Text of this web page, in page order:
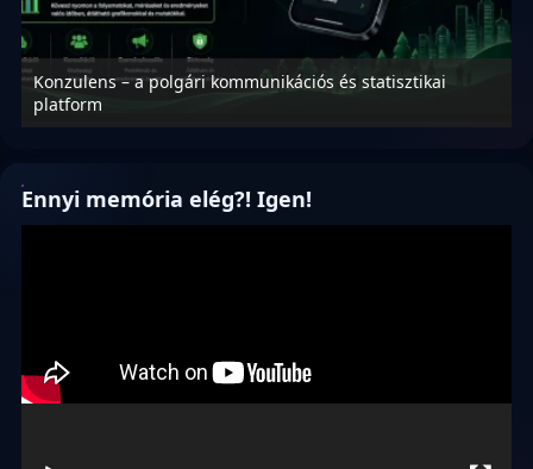
Konzulens – a polgári kommunikációs és statisztikai
platform
Ennyi memória elég?! Igen!